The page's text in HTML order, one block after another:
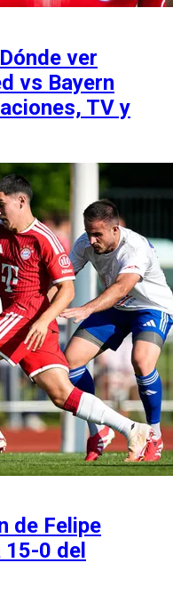
ver
vs Bayern
TV y
de Felipe
0 del